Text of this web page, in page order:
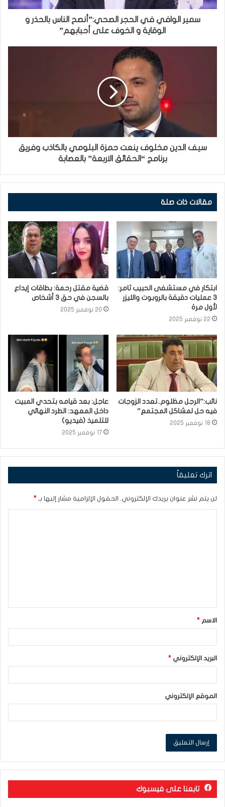
سمير الوافي في الحجر الصحي:”أنصح الناس بالحذر و
الوقاية و الخوف على أحبابهم”
سيف الدين مخلوف ينعت حمزة البلومي بالكاذب وفريق
برنامج “الحقائق الاربعة” بالعصابة
مقالات ذات صلة
ابتكار في مستشفى الحبيب ثامر:
3 عمليات دقيقة بالروبوت والليزر
لأول مرة
22 نوفمبر 2025
قضية مقتل رحمة: بطاقات إيداع
بالسجن في حق 3 أشخاص
20 نوفمبر 2025
نائب:”الرجل مظلوم..تعدد الزوجات
فيه حل لمشاكل المجتمع”
18 نوفمبر 2025
عاجل: بعد قيامه بتحدي المبيت
داخل المعهد: الطرد النهائي
للتلميذ (فيديو)
17 نوفمبر 2025
اترك تعليقاً
لن يتم نشر عنوان بريدك الإلكتروني. الحقول الإلزامية مشار إليها بـ *
ق
*
الاسم *
البريد الإلكتروني *
الموقع الإلكتروني
تابعنا على فيسبوك